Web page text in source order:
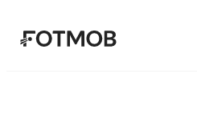
အဓိကအကြောင်းအရာသို့ ကျ